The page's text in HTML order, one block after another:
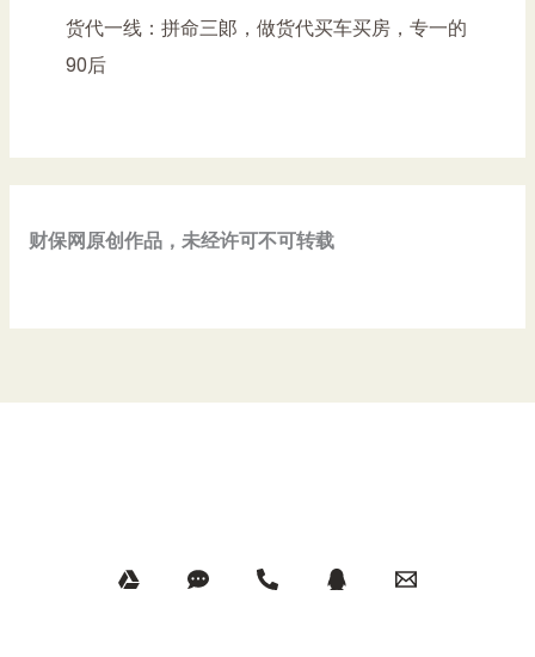
货代一线：拼命三郞，做货代买车买房，专一的
90后
财保网原创作品，未经许可不可转载